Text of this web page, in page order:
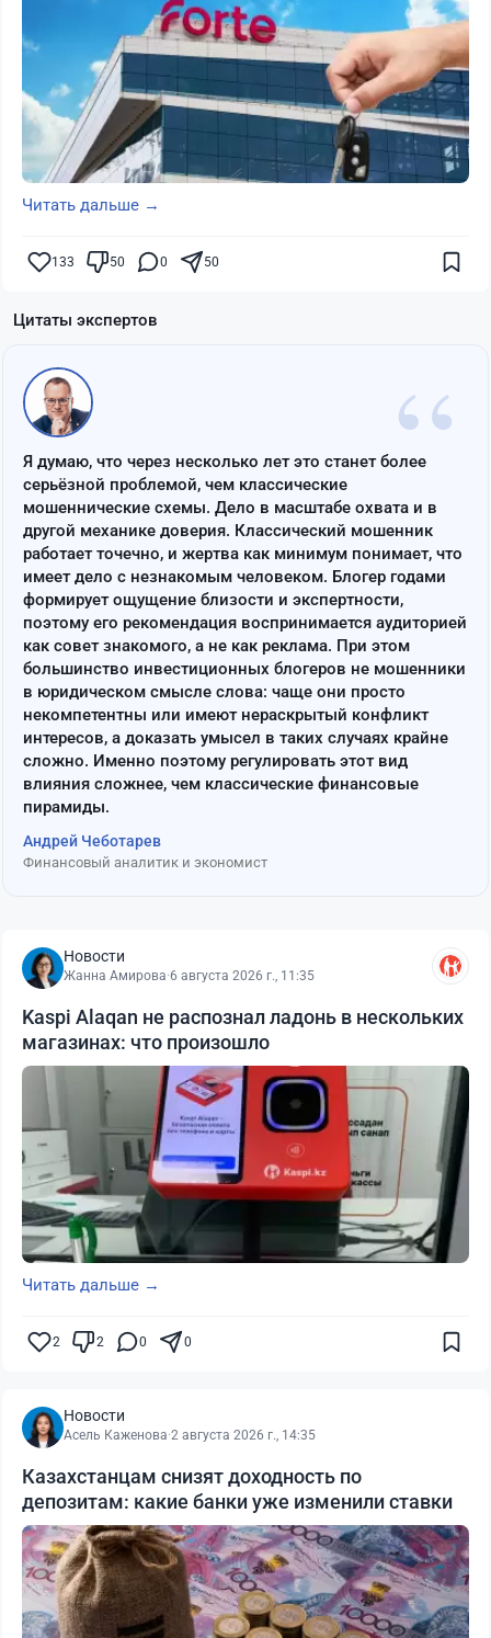
Читать дальше →
133 50 0 50
Цитаты экспертов
“
Я думаю, что через несколько лет это станет более
серьёзной проблемой, чем классические
мошеннические схемы. Дело в масштабе охвата и в
другой механике доверия. Классический мошенник
работает точечно, и жертва как минимум понимает, что
имеет дело с незнакомым человеком. Блогер годами
формирует ощущение близости и экспертности,
поэтому его рекомендация воспринимается аудиторией
как совет знакомого, а не как реклама. При этом
большинство инвестиционных блогеров не мошенники
в юридическом смысле слова: чаще они просто
некомпетентны или имеют нераскрытый конфликт
интересов, а доказать умысел в таких случаях крайне
сложно. Именно поэтому регулировать этот вид
влияния сложнее, чем классические финансовые
пирамиды.
Андрей Чеботарев
Финансовый аналитик и экономист
Новости
Жанна Амирова·6 августа 2026 г., 11:35
Kaspi Alaqan не распознал ладонь в нескольких
магазинах: что произошло
Читать дальше →
2 2 0 0
Новости
Асель Каженова·2 августа 2026 г., 14:35
Казахстанцам снизят доходность по
депозитам: какие банки уже изменили ставки